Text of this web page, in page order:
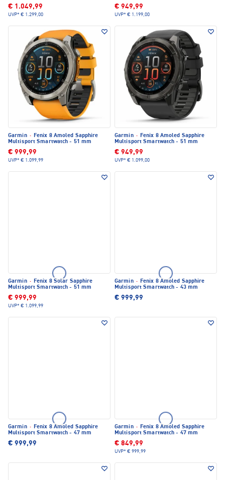
€ 1.049,99
UVP* € 1.299,00
€ 949,99
UVP* € 1.199,00
Garmin · Fenix 8 Amoled Sapphire
Multisport Smartwatch - 51 mm
€ 999,99
UVP* € 1.099,99
Garmin · Fenix 8 Amoled Sapphire
Multisport Smartwatch - 51 mm
€ 949,99
UVP* € 1.099,00
Garmin · Fenix 8 Solar Sapphire
Multisport Smartwatch - 51 mm
€ 999,99
UVP* € 1.099,99
Garmin · Fenix 8 Amoled Sapphire
Multisport Smartwatch - 43 mm
€ 999,99
Garmin · Fenix 8 Amoled Sapphire
Multisport Smartwatch - 47 mm
€ 999,99
Garmin · Fenix 8 Amoled Sapphire
Multisport Smartwatch - 47 mm
€ 849,99
UVP* € 999,99